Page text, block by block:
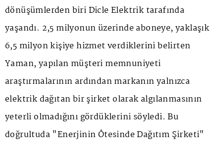
dönüşümlerden biri Dicle Elektrik tarafında
yaşandı. 2,5 milyonun üzerinde aboneye, yaklaşık
6,5 milyon kişiye hizmet verdiklerini belirten
Yaman, yapılan müşteri memnuniyeti
araştırmalarının ardından markanın yalnızca
elektrik dağıtan bir şirket olarak algılanmasının
yeterli olmadığını gördüklerini söyledi. Bu
doğrultuda "Enerjinin Ötesinde Dağıtım Şirketi"